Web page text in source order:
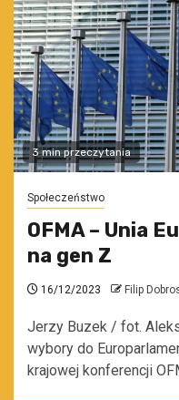
3 min przeczytania
Społeczeństwo
OFMA – Unia
na gen Z
16/12/2023 Filip
Jerzy Buzek / fot.
wybory do
krajowej konferencji